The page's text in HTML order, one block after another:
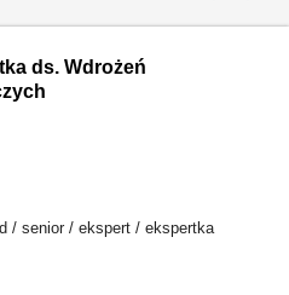
ds. Wdrożeń
/ senior / ekspert / ekspertka